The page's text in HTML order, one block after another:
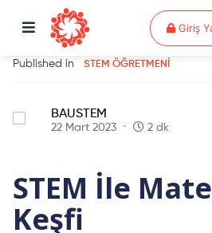
Giriş
Published in STEM ÖĞRETMENI
BAUSTEM
22 Mart 2023 2 dk
STEM İle
Keşfi